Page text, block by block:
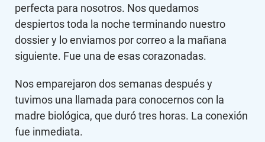
perfecta para nosotros. Nos quedamos
despiertos toda la noche terminando nuestro
dossier y lo enviamos por correo a la mañana
siguiente. Fue una de esas corazonadas.
Nos emparejaron dos semanas después y
tuvimos una llamada para conocernos con la
madre biológica, que duró tres horas. La conexión
fue inmediata.